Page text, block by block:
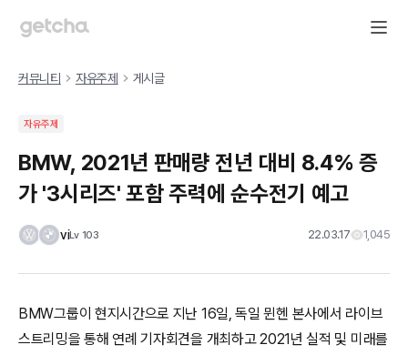
커뮤니티 자유주제 게시글
자유주제
BMW, 2021년 판매량 전년 대비 8.4% 증
가 '3시리즈' 포함 주력에 순수전기 예고
viLv 103 22.03.17 1,045
BMW그룹이 현지시간으로 지난 16일, 독일 뮌헨 본사에서 라이브
스트리밍을 통해 연례 기자회견을 개최하고 2021년 실적 및 미래를